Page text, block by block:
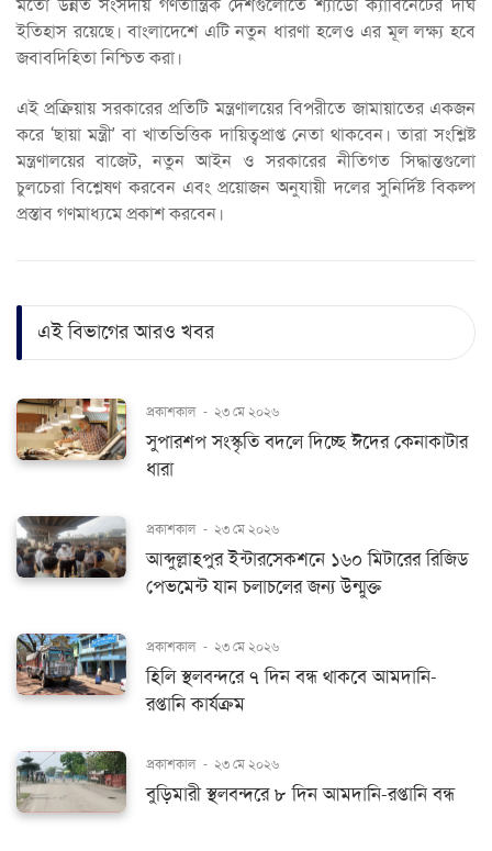
মতো উন্নত সংসদীয় গণতান্ত্রিক দেশগুলোতে শ্যাডো ক্যাবিনেটের দীর্ঘ
ইতিহাস রয়েছে। বাংলাদেশে এটি নতুন ধারণা হলেও এর মূল লক্ষ্য হবে
জবাবদিহিতা নিশ্চিত করা।
এই প্রক্রিয়ায় সরকারের প্রতিটি মন্ত্রণালয়ের বিপরীতে জামায়াতের একজন
করে ‘ছায়া মন্ত্রী’ বা খাতভিত্তিক দায়িত্বপ্রাপ্ত নেতা থাকবেন। তারা সংশ্লিষ্ট
মন্ত্রণালয়ের বাজেট, নতুন আইন ও সরকারের নীতিগত সিদ্ধান্তগুলো
চুলচেরা বিশ্লেষণ করবেন এবং প্রয়োজন অনুযায়ী দলের সুনির্দিষ্ট বিকল্প
প্রস্তাব গণমাধ্যমে প্রকাশ করবেন।
এই বিভাগের আরও খবর
প্রকাশকাল - ২৩ মে ২০২৬
সুপারশপ সংস্কৃতি বদলে দিচ্ছে ঈদের কেনাকাটার
ধারা
প্রকাশকাল - ২৩ মে ২০২৬
আব্দুল্লাহপুর ইন্টারসেকশনে ১৬০ মিটারের রিজিড
পেভমেন্ট যান চলাচলের জন্য উন্মুক্ত
প্রকাশকাল - ২৩ মে ২০২৬
হিলি স্থলবন্দরে ৭ দিন বন্ধ থাকবে আমদানি-
রপ্তানি কার্যক্রম
প্রকাশকাল - ২৩ মে ২০২৬
বুড়িমারী স্থলবন্দরে ৮ দিন আমদানি-রপ্তানি বন্ধ